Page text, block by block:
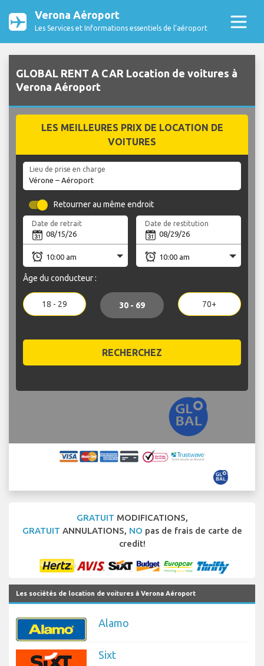
Verona Aéroport
Les Services et Informations essentiels de l’aéroport
GLOBAL RENT A CAR Location de voitures à
Verona Aéroport
LES MEILLEURES PRIX DE LOCATION DE
VOITURES
Lieu de prise en charge
Retourner au même endroit
Date de retrait Date de restitution
Âge du conducteur :
18 - 29 30 - 69 70+
RECHERCHEZ
GRATUIT MODIFICATIONS,
GRATUIT ANNULATIONS, NO pas de frais de carte de
credit!
Les sociétés de location de voitures à Verona Aéroport
Alamo
Sixt